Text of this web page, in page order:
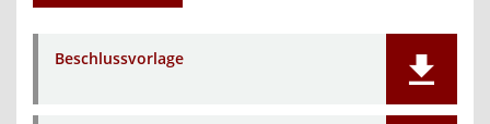
Beschlussvorlage